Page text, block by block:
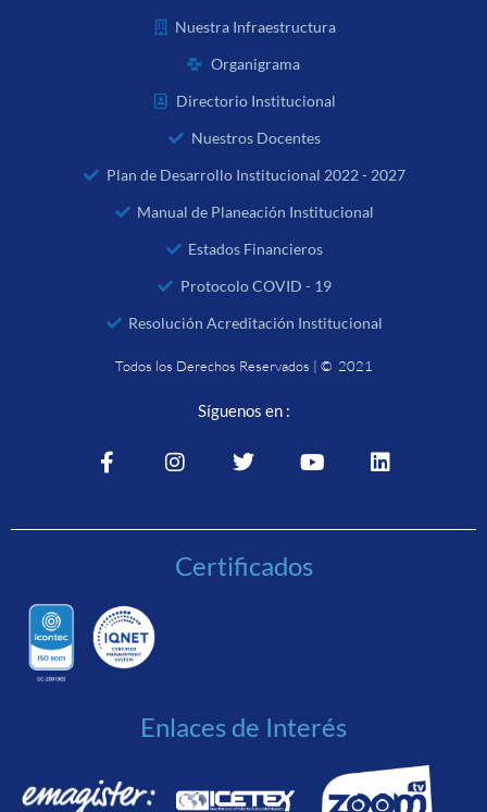
Nuestra Infraestructura
Organigrama
Directorio Institucional
Nuestros Docentes
Plan de Desarrollo Institucional 2022 - 2027
Manual de Planeación Institucional
Estados Financieros
Protocolo COVID - 19
Resolución Acreditación Institucional
Todos los Derechos Reservados | © 2021
Síguenos en :
Certificados
Enlaces de Interés